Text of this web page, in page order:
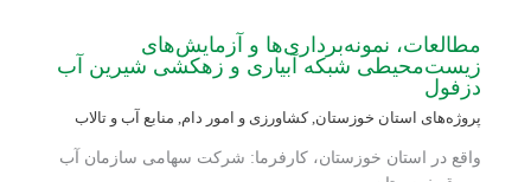
مطالعات، نمونه‌برداری‌ها و آزمایش‌های
زیست‌محیطی شبکه آبیاری و زهکشی شیرین آب
دزفول
پروژه‌های استان خوزستان ,کشاورزی و امور دام منابع آب و تالاب
واقع در استان خوزستان، کارفرما: شرکت سهامی سازمان آب